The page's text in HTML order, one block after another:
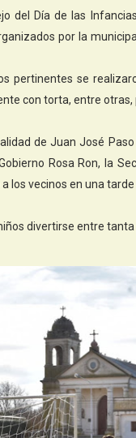
del Día de las
por la
pertinentes se
con torta, entre
de Juan José
Rosa Ron, la
los vecinos en una
divertirse entre